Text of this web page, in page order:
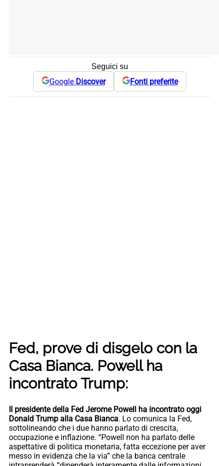
Seguici su
Google Discover Fonti preferite
Fed, prove di disgelo con la
Casa Bianca. Powell ha
incontrato Trump:
Il presidente della Fed Jerome Powell ha incontrato oggi
Donald Trump alla Casa Bianca. Lo comunica la Fed,
sottolineando che i due hanno parlato di crescita,
occupazione e inflazione. “Powell non ha parlato delle
aspettative di politica monetaria, fatta eccezione per aver
messo in evidenza che la via” che la banca centrale